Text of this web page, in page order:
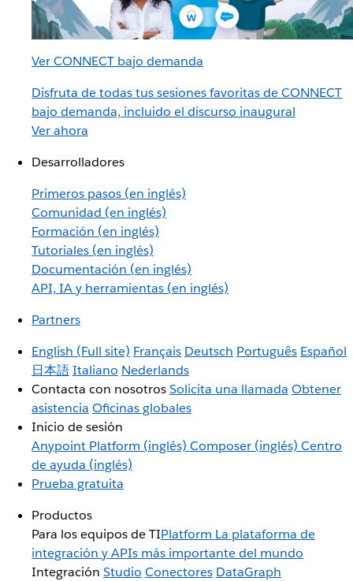
Ver CONNECT bajo demanda
Disfruta de todas tus sesiones favoritas de CONNECT
bajo demanda, incluido el discurso inaugural
Ver ahora
Desarrolladores
Primeros pasos (en inglés)
Comunidad (en inglés)
Formación (en inglés)
Tutoriales (en inglés)
Documentación (en inglés)
API, IA y herramientas (en inglés)
Partners
English (Full site) Français Deutsch Português Español
日本語Italiano Nederlands
Contacta con nosotrosSolicita una llamada Obtener
asistencia Oficinas globales
Inicio de sesión
Anypoint Platform (inglés) Composer (inglés) Centro
de ayuda (inglés)
Prueba gratuita
Productos
Para los equipos de TIPlatform La plataforma de
integración y APIs más importante del mundo
Integración Studio Conectores DataGraph